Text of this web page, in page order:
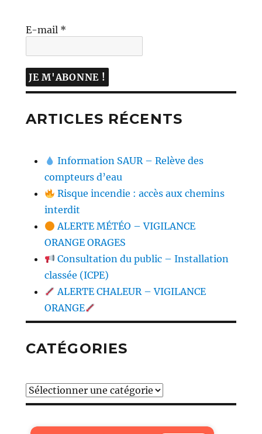
E-mail *
ARTICLES RÉCENTS
Information SAUR – Relève des
compteurs d’eau
Risque incendie : accès aux chemins
interdit
ALERTE MÉTÉO – VIGILANCE
ORANGE ORAGES
Consultation du public – Installation
classée (ICPE)
ALERTE CHALEUR – VIGILANCE
ORANGE
CATÉGORIES
Catégories